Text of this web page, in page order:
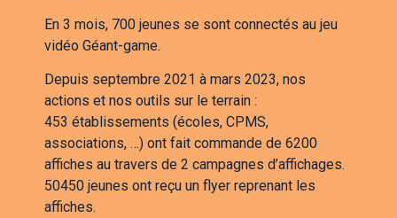
En 3 mois, 700 jeunes se sont connectés au jeu
vidéo Géant-game.
Depuis septembre 2021 à mars 2023, nos
actions et nos outils sur le terrain :
453 établissements (écoles, CPMS,
associations, …) ont fait commande de 6200
affiches au travers de 2 campagnes d’affichages.
50450 jeunes ont reçu un flyer reprenant les
affiches.